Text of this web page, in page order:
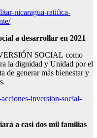
nicaragua-ratifica-
a desarrollar en 2021
SOCIAL como
la dignidad y Unidad por el
de generar más bienestar y
inversion-social-
a casi dos mil familias